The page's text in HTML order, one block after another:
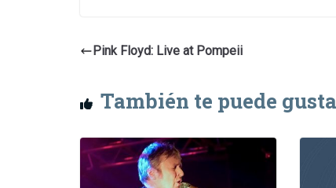
Pink Floyd: Live at Pompeii
También te puede